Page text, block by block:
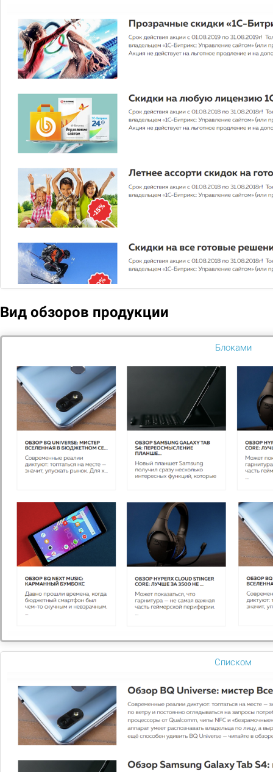
Вид обзоров продукции
Блоками
Списком
Запуск за 3 дня
8 800 руб.
Купить
выбирай свою
ГОТОВЫЕ САЙТЫ
12 товаров
низкая цена
ГОТОВЫЕ ИНТЕРНЕТ МАГАЗИНЫ
8 товаров
Большой выбор
сайтов